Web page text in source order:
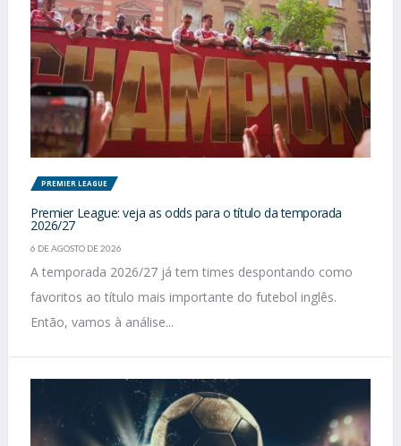
PREMIER LEAGUE
Premier League: veja as odds para o título da temporada
2026/27
6 DE AGOSTO DE 2026
A temporada 2026/27 já tem times despontando como
favoritos ao título mais importante do futebol inglês.
Então, vamos à análise...